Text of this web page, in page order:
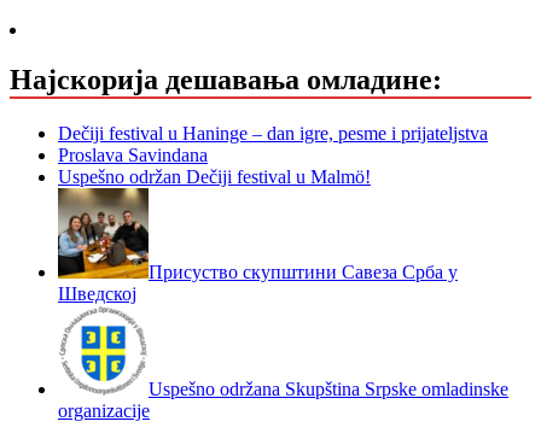
Најскорија дешавања омладине:
Dečiji festival u Haninge – dan igre, pesme i prijateljstva
Proslava Savindana
Uspešno održan Dečiji festival u Malmö!
Присуство скупштини Савеза Срба у
Шведској
Uspešno održana Skupština Srpske omladinske
organizacije